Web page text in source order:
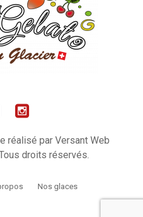
réalisé par Versant Web
droits réservés.
Nos glaces